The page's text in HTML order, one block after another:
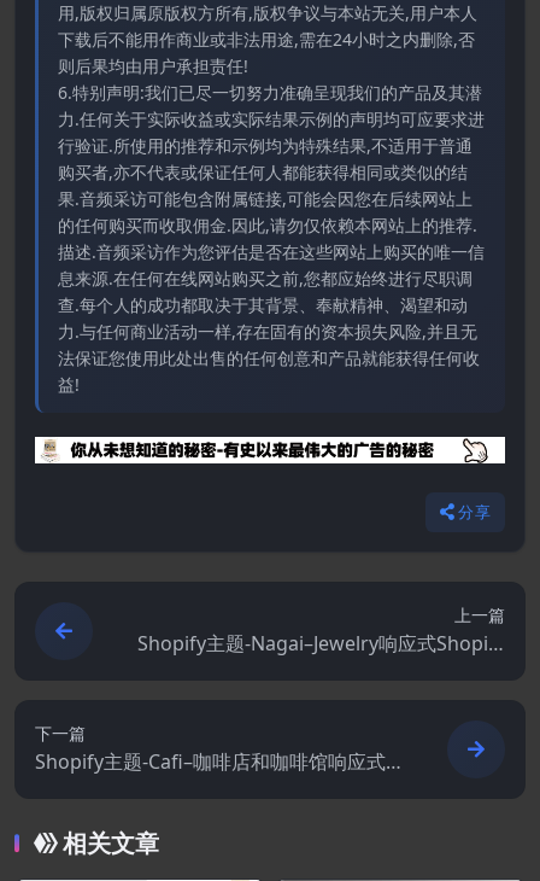
用,版权归属原版权方所有,版权争议与本站无关,用户本人
下载后不能用作商业或非法用途,需在24小时之内删除,否
则后果均由用户承担责任!
6.特别声明:我们已尽一切努力准确呈现我们的产品及其潜
力.任何关于实际收益或实际结果示例的声明均可应要求进
行验证.所使用的推荐和示例均为特殊结果,不适用于普通
购买者,亦不代表或保证任何人都能获得相同或类似的结
果.音频采访可能包含附属链接,可能会因您在后续网站上
的任何购买而收取佣金.因此,请勿仅依赖本网站上的推荐.
描述.音频采访作为您评估是否在这些网站上购买的唯一信
息来源.在任何在线网站购买之前,您都应始终进行尽职调
查.每个人的成功都取决于其背景、奉献精神、渴望和动
力.与任何商业活动一样,存在固有的资本损失风险,并且无
法保证您使用此处出售的任何创意和产品就能获得任何收
益!
分享
上一篇
Shopify主题-Nagai–Jewelry响应式Shopify
下一篇
Shopify主题-Cafi–咖啡店和咖啡馆响应式Sh
相关文章